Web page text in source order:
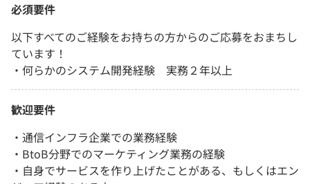
必須要件
以下すべてのご経験をお持ちの方からのご応募をおまちし
ています！
・何らかのシステム開発経験 実務２年以上
歓迎要件
・通信インフラ企業での業務経験
・BtoB分野でのマーケティング業務の経験
・自身でサービスを作り上げたことがある、もしくはエン